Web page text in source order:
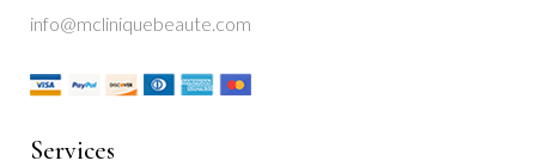
info@mcliniquebeaute.com
Services